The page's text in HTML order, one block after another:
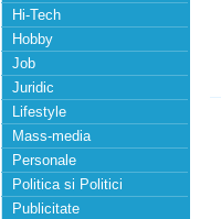
Hi-Tech
Hobby
Job
Juridic
Lifestyle
Mass-media
Personale
Politica si Politici
Publicitate